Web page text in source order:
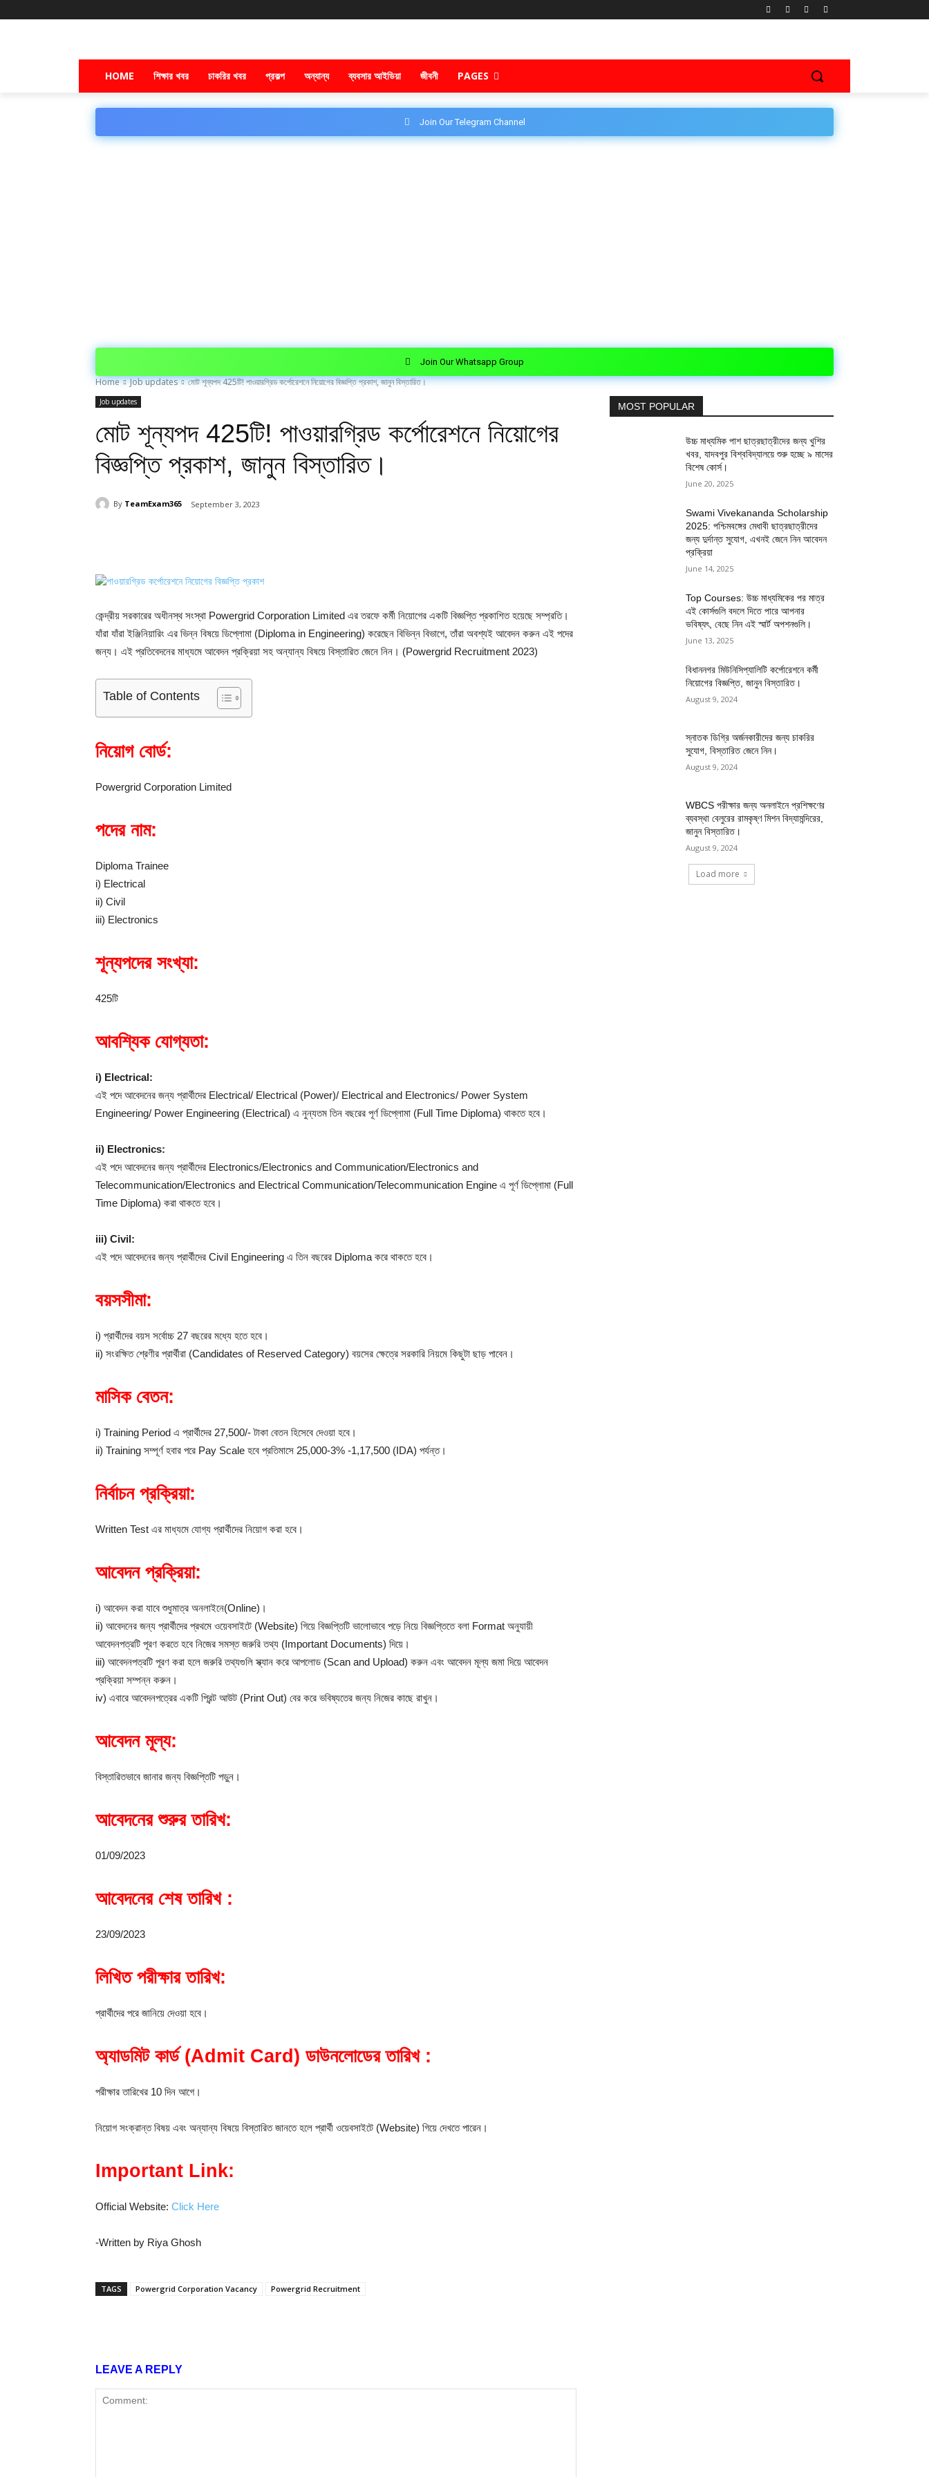
HOME শিক্ষার খবর চাকরির খবর প্রকল্প অন্যান্য ব্যবসার আইডিয়া জীবনী PAGES
Join Our Telegram Channel
Join Our Whatsapp Group
Home Job updates মোট শূন্যপদ 425টি! পাওয়ারগ্রিড কর্পোরেশনে নিয়োগের বিজ্ঞপ্তি প্রকাশ, জানুন বিস্তারিত।
Job updates
মোট শূন্যপদ 425টি! পাওয়ারগ্রিড কর্পোরেশনে নিয়োগের
বিজ্ঞপ্তি প্রকাশ, জানুন বিস্তারিত।
By TeamExam365 September 3, 2023
কেন্দ্রীয় সরকারের অধীনস্থ সংস্থা Powergrid Corporation Limited এর তরফে কর্মী নিয়োগের একটি বিজ্ঞপ্তি প্রকাশিত হয়েছে সম্প্রতি।
যাঁরা যাঁরা ইঞ্জিনিয়ারিং এর ভিন্ন বিষয়ে ডিপ্লোমা (Diploma in Engineering) করেছেন বিভিন্ন বিভাগে, তাঁরা অবশ্যই আবেদন করুন এই পদের
জন্য। এই প্রতিবেদনের মাধ্যমে আবেদন প্রক্রিয়া সহ অন্যান্য বিষয়ে বিস্তারিত জেনে নিন। (Powergrid Recruitment 2023)
Table of Contents
নিয়োগ বোর্ড:
Powergrid Corporation Limited
পদের নাম:
Diploma Trainee
i) Electrical
ii) Civil
iii) Electronics
শূন্যপদের সংখ্যা:
425টি
আবশ্যিক যোগ্যতা:
i) Electrical:
এই পদে আবেদনের জন্য প্রার্থীদের Electrical/ Electrical (Power)/ Electrical and Electronics/ Power System
Engineering/ Power Engineering (Electrical) এ নুন্যতম তিন বছরের পূর্ণ ডিপ্লোমা (Full Time Diploma) থাকতে হবে।
ii) Electronics:
এই পদে আবেদনের জন্য প্রার্থীদের Electronics/Electronics and Communication/Electronics and
Telecommunication/Electronics and Electrical Communication/Telecommunication Engine এ পূর্ণ ডিপ্লোমা (Full
Time Diploma) করা থাকতে হবে।
iii) Civil:
এই পদে আবেদনের জন্য প্রার্থীদের Civil Engineering এ তিন বছরের Diploma করে থাকতে হবে।
বয়সসীমা:
i) প্রার্থীদের বয়স সর্বোচ্চ 27 বছরের মধ্যে হতে হবে।
ii) সংরক্ষিত শ্রেণীর প্রার্থীরা (Candidates of Reserved Category) বয়সের ক্ষেত্রে সরকারি নিয়মে কিছুটা ছাড় পাবেন।
মাসিক বেতন:
i) Training Period এ প্রার্থীদের 27,500/- টাকা বেতন হিসেবে দেওয়া হবে।
ii) Training সম্পূর্ণ হবার পরে Pay Scale হবে প্রতিমাসে 25,000-3% -1,17,500 (IDA) পর্যন্ত।
নির্বাচন প্রক্রিয়া:
Written Test এর মাধ্যমে যোগ্য প্রার্থীদের নিয়োগ করা হবে।
আবেদন প্রক্রিয়া:
i) আবেদন করা যাবে শুধুমাত্র অনলাইনে(Online)।
ii) আবেদনের জন্য প্রার্থীদের প্রথমে ওয়েবসাইটে (Website) গিয়ে বিজ্ঞপ্তিটি ভালোভাবে পড়ে নিয়ে বিজ্ঞপ্তিতে বলা Format অনুযায়ী
আবেদনপত্রটি পূরণ করতে হবে নিজের সমস্ত জরুরি তথ্য (Important Documents) দিয়ে।
iii) আবেদনপত্রটি পূরণ করা হলে জরুরি তথ্যগুলি স্ক্যান করে আপলোড (Scan and Upload) করুন এবং আবেদন মূল্য জমা দিয়ে আবেদন
প্রক্রিয়া সম্পন্ন করুন।
iv) এবারে আবেদনপত্রের একটি প্রিন্ট আউট (Print Out) বের করে ভবিষ্যতের জন্য নিজের কাছে রাখুন।
আবেদন মূল্য:
বিস্তারিতভাবে জানার জন্য বিজ্ঞপ্তিটি পড়ুন।
আবেদনের শুরুর তারিখ:
01/09/2023
আবেদনের শেষ তারিখ :
23/09/2023
লিখিত পরীক্ষার তারিখ:
প্রার্থীদের পরে জানিয়ে দেওয়া হবে।
অ্যাডমিট কার্ড (Admit Card) ডাউনলোডের তারিখ :
পরীক্ষার তারিখের 10 দিন আগে।
নিয়োগ সংক্রান্ত বিষয় এবং অন্যান্য বিষয়ে বিস্তারিত জানতে হলে প্রার্থী ওয়েবসাইটে (Website) গিয়ে দেখতে পারেন।
Important Link:
Official Website: Click Here
-Written by Riya Ghosh
TAGS Powergrid Corporation Vacancy Powergrid Recruitment
LEAVE A REPLY
MOST POPULAR
উচ্চ মাধ্যমিক পাশ ছাত্রছাত্রীদের জন্য খুশির
খবর, যাদবপুর বিশ্ববিদ্যালয়ে শুরু হচ্ছে ৯ মাসের
বিশেষ কোর্স।
June 20, 2025
Swami Vivekananda Scholarship
2025: পশ্চিমবঙ্গের মেধাবী ছাত্রছাত্রীদের
জন্য দুর্দান্ত সুযোগ, এখনই জেনে নিন আবেদন
প্রক্রিয়া
June 14, 2025
Top Courses: উচ্চ মাধ্যমিকের পর মাত্র
এই কোর্সগুলি বদলে দিতে পারে আপনার
ভবিষ্যৎ, বেছে নিন এই স্মার্ট অপশনগুলি।
June 13, 2025
বিধাননগর মিউনিসিপ্যালিটি কর্পোরেশনে কর্মী
নিয়োগের বিজ্ঞপ্তি, জানুন বিস্তারিত।
August 9, 2024
স্নাতক ডিগ্রি অর্জনকারীদের জন্য চাকরির
সুযোগ, বিস্তারিত জেনে নিন।
August 9, 2024
WBCS পরীক্ষার জন্য অনলাইনে প্রশিক্ষণের
ব্যবস্থা বেলুরের রামকৃষ্ণ মিশন বিদ্যামন্দিরের,
জানুন বিস্তারিত।
August 9, 2024
Load more